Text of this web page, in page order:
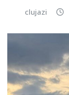
clujazi